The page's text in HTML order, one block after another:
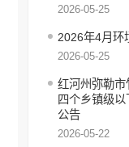
价格和收费信息
行政审批信息公
审计信息公开
住房保障信息公
国有土地上房屋
自然资源政务公开
不动产登记公告
2026-05-25
2026年4月环
2026-05-25
红河州弥勒
四个乡镇级
公告
2026-05-22